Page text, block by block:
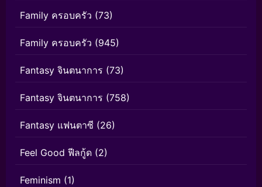
Family ครอบครัว (73)
Family ครอบครัว (945)
Fantasy จินตนาการ (73)
Fantasy จินตนาการ (758)
Fantasy แฟนตาซี (26)
Feel Good ฟีลกู้ด (2)
Feminism (1)